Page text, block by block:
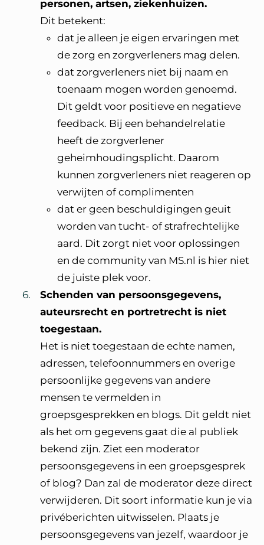
personen, artsen, ziekenhuizen.
Dit betekent:
dat je alleen je eigen ervaringen met
de zorg en zorgverleners mag delen.
dat zorgverleners niet bij naam en
toenaam mogen worden genoemd.
Dit geldt voor positieve en negatieve
feedback. Bij een behandelrelatie
heeft de zorgverlener
geheimhoudingsplicht. Daarom
kunnen zorgverleners niet reageren op
verwijten of complimenten
dat er geen beschuldigingen geuit
worden van tucht- of strafrechtelijke
aard. Dit zorgt niet voor oplossingen
en de community van MS.nl is hier niet
de juiste plek voor.
Schenden van persoonsgegevens,
auteursrecht en portretrecht is niet
toegestaan.
Het is niet toegestaan de echte namen,
adressen, telefoonnummers en overige
persoonlijke gegevens van andere
mensen te vermelden in
groepsgesprekken en blogs. Dit geldt niet
als het om gegevens gaat die al publiek
bekend zijn. Ziet een moderator
persoonsgegevens in een groepsgesprek
of blog? Dan zal de moderator deze direct
verwijderen. Dit soort informatie kun je via
privéberichten uitwisselen. Plaats je
persoonsgegevens van jezelf, waardoor je